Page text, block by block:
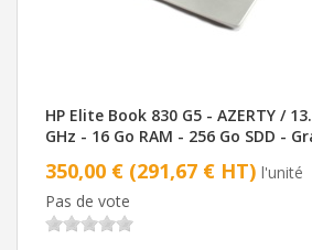
HP Elite Book 830 G5 - AZERTY /
GHz - 16 Go RAM - 256 Go SDD -
350,00 € (291,67 € HT) l'unité
Pas de vote